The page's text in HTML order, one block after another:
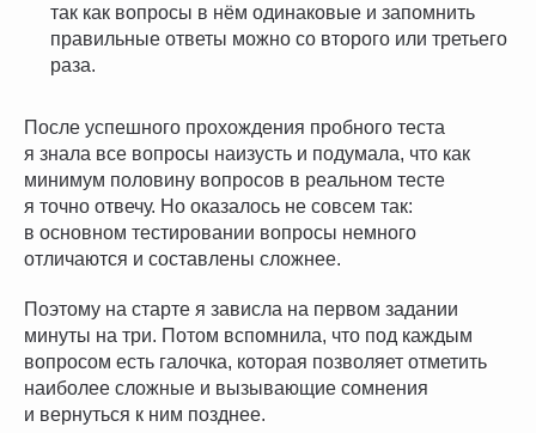
так как вопросы в нём одинаковые и запомнить
правильные ответы можно со второго или третьего
раза.
После успешного прохождения пробного теста
я знала все вопросы наизусть и подумала, что как
минимум половину вопросов в реальном тесте
я точно отвечу. Но оказалось не совсем так:
в основном тестировании вопросы немного
отличаются и составлены сложнее.
Поэтому на старте я зависла на первом задании
минуты на три. Потом вспомнила, что под каждым
вопросом есть галочка, которая позволяет отметить
наиболее сложные и вызывающие сомнения
и вернуться к ним позднее.